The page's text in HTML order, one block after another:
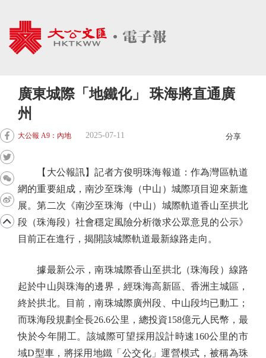
廣東城際「地鐵化」 珠海將直通廣
州
大公報 A9：內地 2025-07-11 分享
【大公報訊】記者方俊明珠海報道：作為灣區軌道
網的重要組成，南沙至珠海（中山）城際項目迎來新進
展。第二次《南沙至珠海（中山）城際軌道香山至拱北
段（珠海段）社會穩定風險分析徵求公眾意見的公示》
目前正在進行，揭開該城際軌道最新線路走向。
據最新公示，南珠城際香山至拱北（珠海段）線路
起於中山與珠海的邊界，經珠海高新區、香洲主城區，
終於拱北。目前，南珠城際廣州段、中山段均已動工；
而珠海段規劃全長26.6公里，總投資158億元人民幣，最
快於今年開工。該城際可望採用設計時速160公里的市
域D型車，將採用地鐵「公交化」運營模式，被稱為珠